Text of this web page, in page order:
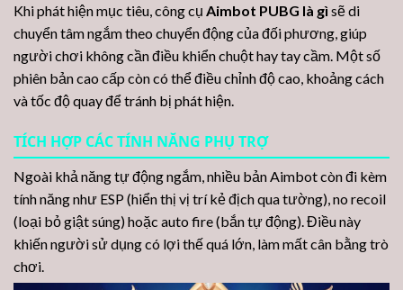
Khi phát hiện mục tiêu, công cụ Aimbot PUBG là gì sẽ di
chuyển tâm ngắm theo chuyển động của đối phương, giúp
người chơi không cần điều khiển chuột hay tay cầm. Một số
phiên bản cao cấp còn có thể điều chỉnh độ cao, khoảng cách
và tốc độ quay để tránh bị phát hiện.
TÍCH HỢP CÁC TÍNH NĂNG PHỤ TRỢ
Ngoài khả năng tự động ngắm, nhiều bản Aimbot còn đi kèm
tính năng như ESP (hiển thị vị trí kẻ địch qua tường), no recoil
(loại bỏ giật súng) hoặc auto fire (bắn tự động). Điều này
khiến người sử dụng có lợi thế quá lớn, làm mất cân bằng trò
chơi.